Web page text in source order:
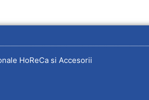
HoReCa si Accesorii